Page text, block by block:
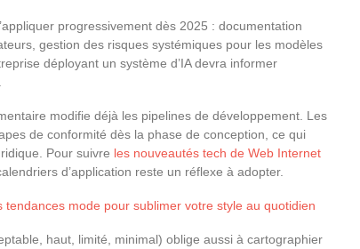
progressivement dès 2025 : documentation
gestion des risques systémiques pour les modèles
déployant un système d’IA devra informer
modifie déjà les pipelines de développement. Les
de conformité dès la phase de conception, ce qui
Pour suivre les nouveautés tech de Web Internet
d’application reste un réflexe à adopter.
tendances mode pour sublimer votre style au quotidien
haut, limité, minimal) oblige aussi à cartographier